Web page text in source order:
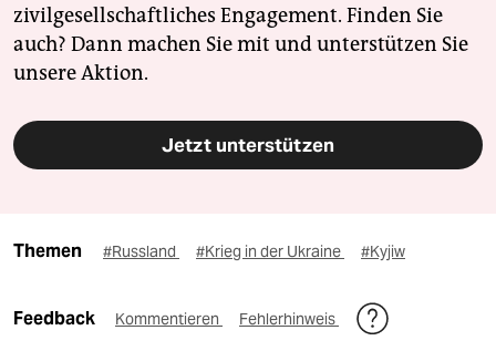
zivilgesellschaftliches Engagement. Finden Sie
auch? Dann machen Sie mit und unterstützen Sie
unsere Aktion.
Jetzt unterstützen
Themen #Russland #Krieg in der Ukraine #Kyjiw
Feedback Kommentieren Fehlerhinweis